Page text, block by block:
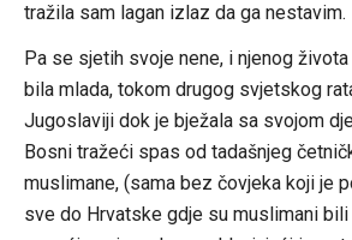
tražila sam lagan izlaz da ga nestavim.
Pa se sjetih svoje nene, i njenog
bila mlada, tokom drugog svjetskog
Jugoslaviji dok je bježala sa svojom
Bosni tražeći spas od tadašnjeg
muslimane, (sama bez čovjeka koji je
sve do Hrvatske gdje su muslimani